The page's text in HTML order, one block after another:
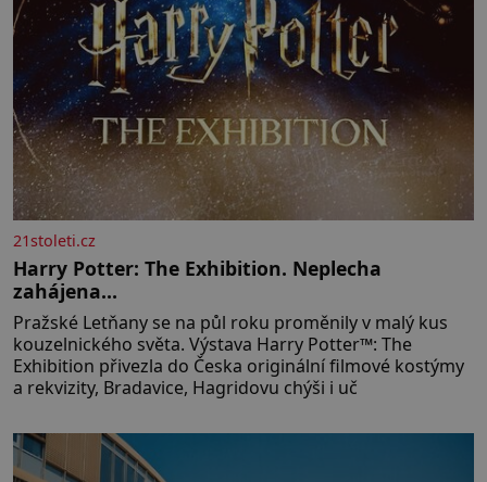
21stoleti.cz
Harry Potter: The Exhibition. Neplecha
zahájena…
Pražské Letňany se na půl roku proměnily v malý kus
kouzelnického světa. Výstava Harry Potter™: The
Exhibition přivezla do Česka originální filmové kostýmy
a rekvizity, Bradavice, Hagridovu chýši i uč